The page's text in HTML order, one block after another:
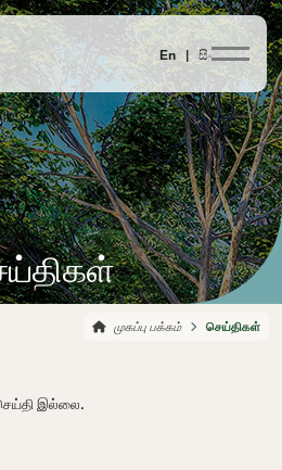
En |සිං
முகப்பு பக்கம் செய்திகள்
இல்லை.